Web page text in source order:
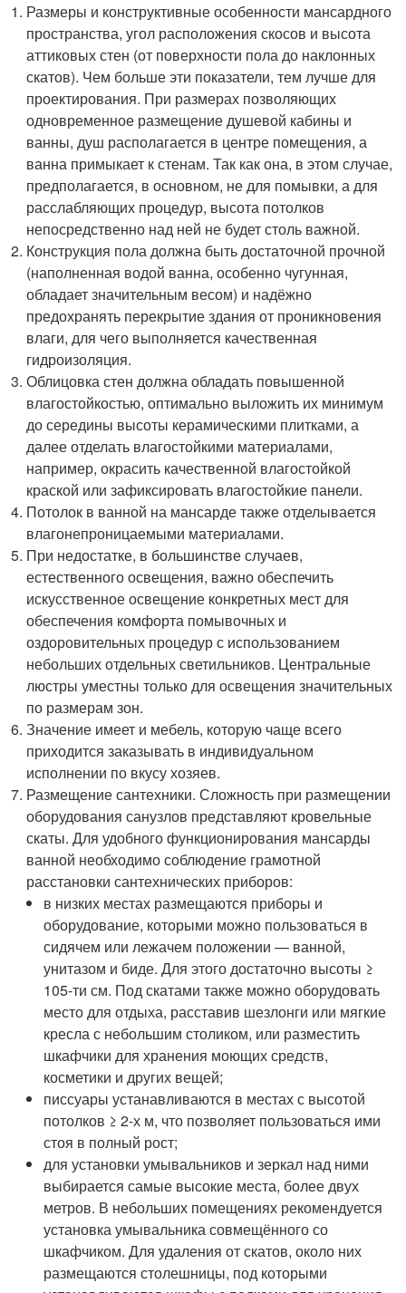
Размеры и конструктивные особенности мансардного
пространства, угол расположения скосов и высота
аттиковых стен (от поверхности пола до наклонных
скатов). Чем больше эти показатели, тем лучше для
проектирования. При размерах позволяющих
одновременное размещение душевой кабины и
ванны, душ располагается в центре помещения, а
ванна примыкает к стенам. Так как она, в этом случае,
предполагается, в основном, не для помывки, а для
расслабляющих процедур, высота потолков
непосредственно над ней не будет столь важной.
Конструкция пола должна быть достаточной прочной
(наполненная водой ванна, особенно чугунная,
обладает значительным весом) и надёжно
предохранять перекрытие здания от проникновения
влаги, для чего выполняется качественная
гидроизоляция.
Облицовка стен должна обладать повышенной
влагостойкостью, оптимально выложить их минимум
до середины высоты керамическими плитками, а
далее отделать влагостойкими материалами,
например, окрасить качественной влагостойкой
краской или зафиксировать влагостойкие панели.
Потолок в ванной на мансарде также отделывается
влагонепроницаемыми материалами.
При недостатке, в большинстве случаев,
естественного освещения, важно обеспечить
искусственное освещение конкретных мест для
обеспечения комфорта помывочных и
оздоровительных процедур с использованием
небольших отдельных светильников. Центральные
люстры уместны только для освещения значительных
по размерам зон.
Значение имеет и мебель, которую чаще всего
приходится заказывать в индивидуальном
исполнении по вкусу хозяев.
Размещение сантехники. Сложность при размещении
оборудования санузлов представляют кровельные
скаты. Для удобного функционирования мансарды
ванной необходимо соблюдение грамотной
расстановки сантехнических приборов:
в низких местах размещаются приборы и
оборудование, которыми можно пользоваться в
сидячем или лежачем положении — ванной,
унитазом и биде. Для этого достаточно высоты ≥
105-ти см. Под скатами также можно оборудовать
место для отдыха, расставив шезлонги или мягкие
кресла с небольшим столиком, или разместить
шкафчики для хранения моющих средств,
косметики и других вещей;
писсуары устанавливаются в местах с высотой
потолков ≥ 2-х м, что позволяет пользоваться ими
стоя в полный рост;
для установки умывальников и зеркал над ними
выбирается самые высокие места, более двух
метров. В небольших помещениях рекомендуется
установка умывальника совмещённого со
шкафчиком. Для удаления от скатов, около них
размещаются столешницы, под которыми